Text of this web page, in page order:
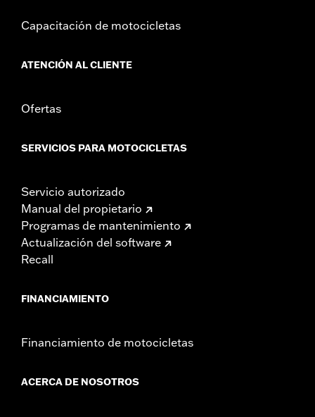
Capacitación de motocicletas
ATENCIÓN AL CLIENTE
Ofertas
SERVICIOS PARA MOTOCICLETAS
Servicio autorizado
Manual del propietario
Programas de mantenimiento
Actualización del software
Recall
FINANCIAMIENTO
Financiamiento de motocicletas
ACERCA DE NOSOTROS